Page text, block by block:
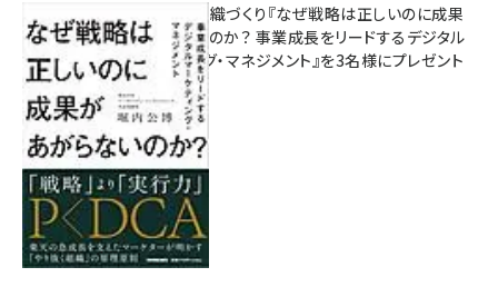
成果を生む組織づくり『なぜ戦略は正しいのに成果
があがらないのか？ 事業成長をリードするデジタル
マーケティング・マネジメント』を3名様にプレゼント
8月7日 10:00